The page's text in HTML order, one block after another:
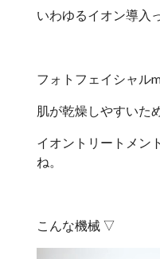
いわゆるイオン導入
フォトフェイシャル
肌が乾燥しやすいため
イオントリートメン
ね。
こんな機械 ▽